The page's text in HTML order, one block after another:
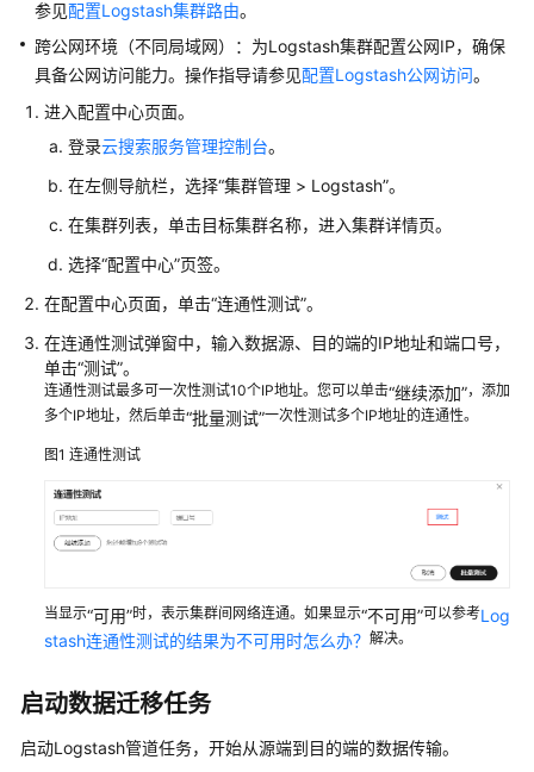
络
与
安
配
置
移
任
配
置
创
建
置
迁
移
务
停
参见配置Logstash集群路由。
跨公网环境（不同局域网）：为Logstash集群配置公网IP，确保
具备公网访问能力。操作指导请参见配置Logstash公网访问。
进入配置中心页面。
登录云搜索服务管理控制台。
在左侧导航栏，选择“集群管理 > Logstash”。
在集群列表，单击目标集群名称，进入集群详情页。
选择“配置中心”页签。
在配置中心页面，单击“连通性测试”。
在连通性测试弹窗中，输入数据源、目的端的IP地址和端口号，
单击“测试”。
连通性测试最多可一次性测试10个IP地址。您可以单击“继续添加”，添加
多个IP地址，然后单击“批量测试”一次性测试多个IP地址的连通性。
图1 连通性测试
当显示“可用”时，表示集群间网络连通。如果显示“不可用”可以参考Log
stash连通性测试的结果为不可用时怎么办？ 解决。
启动数据迁移任务
启动Logstash管道任务，开始从源端到目的端的数据传输。